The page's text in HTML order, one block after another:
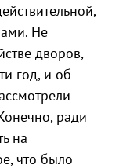
Не
дворов,
год, и об
ради
на
что было